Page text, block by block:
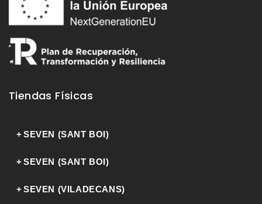
Tiendas Físicas
SEVEN (SANT BOI)
Carrer Lluís Pascual Roca, 19
Barcelona / 93 6308579
SEVEN (SANT BOI)
Carrer Riera Basté, 10
SEVEN (VILADECANS)